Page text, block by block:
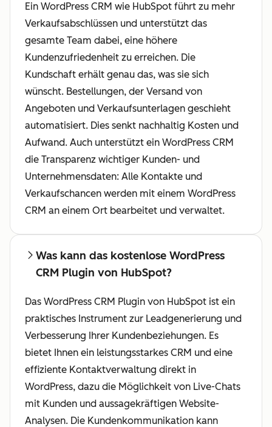
Ein WordPress CRM wie HubSpot führt zu mehr
Verkaufsabschlüssen und unterstützt das
gesamte Team dabei, eine höhere
Kundenzufriedenheit zu erreichen. Die
Kundschaft erhält genau das, was sie sich
wünscht. Bestellungen, der Versand von
Angeboten und Verkaufsunterlagen geschieht
automatisiert. Dies senkt nachhaltig Kosten und
Aufwand. Auch unterstützt ein WordPress CRM
die Transparenz wichtiger Kunden- und
Unternehmensdaten: Alle Kontakte und
Verkaufschancen werden mit einem WordPress
CRM an einem Ort bearbeitet und verwaltet.
Was kann das kostenlose WordPress
CRM Plugin von HubSpot?
Das WordPress CRM Plugin von HubSpot ist ein
praktisches Instrument zur Leadgenerierung und
Verbesserung Ihrer Kundenbeziehungen. Es
bietet Ihnen ein leistungsstarkes CRM und eine
effiziente Kontaktverwaltung direkt in
WordPress, dazu die Möglichkeit von Live-Chats
mit Kunden und aussagekräftigen Website-
Analysen. Die Kundenkommunikation kann